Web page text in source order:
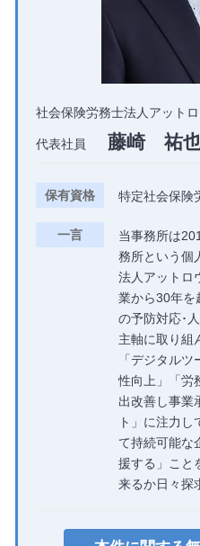
社会保険労務士法人アット
代表社員 藤崎 祐
保有資格 特定社会保険
一言
当事務所は
務所という個
法人アットロ
業から30年を
の予防対応･
主軸に取り組
「デジタル
性向上」「労
出改善し事業
ト」に注力
て持続可能な
援する」こと
来るか日々探